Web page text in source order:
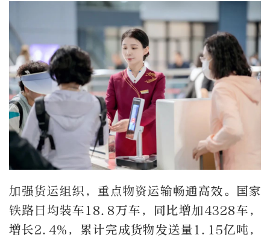
加强货运组织，重点物资运输畅通高效。国家
铁路日均装车18.8万车，同比增加4328车，
增长2.4%，累计完成货物发送量1.15亿吨，